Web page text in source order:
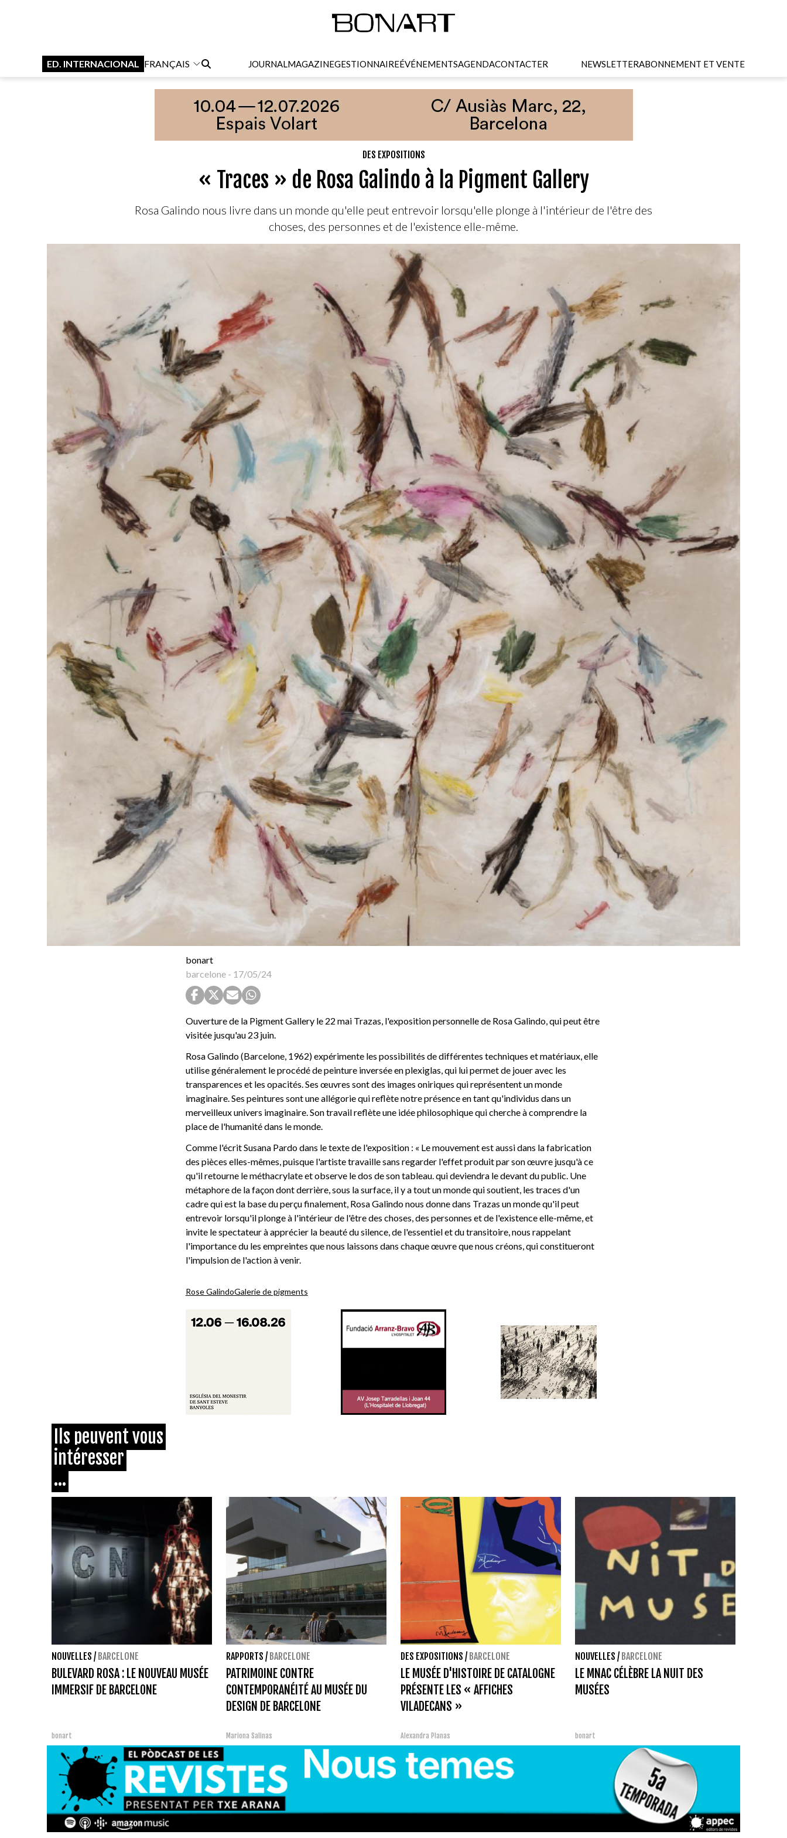
ED. INTERNACIONAL FRANÇAIS JOURNALMAGAZINEGESTIONNAIREÉVÉNEMENTSAGENDACONTACTER NEWSLETTERABONNEMENT ET VENTE
DES EXPOSITIONS
« Traces » de Rosa Galindo à la Pigment Gallery
Rosa Galindo nous livre dans un monde qu'elle peut entrevoir lorsqu'elle plonge à l'intérieur de l'être des
choses, des personnes et de l'existence elle-même.
bonart
barcelone- 17/05/24
Ouverture de la Pigment Gallery le 22 mai Trazas, l'exposition personnelle de Rosa Galindo, qui peut être
visitée jusqu'au 23 juin.
Rosa Galindo (Barcelone, 1962) expérimente les possibilités de différentes techniques et matériaux, elle
utilise généralement le procédé de peinture inversée en plexiglas, qui lui permet de jouer avec les
transparences et les opacités. Ses œuvres sont des images oniriques qui représentent un monde
imaginaire. Ses peintures sont une allégorie qui reflète notre présence en tant qu'individus dans un
merveilleux univers imaginaire. Son travail reflète une idée philosophique qui cherche à comprendre la
place de l'humanité dans le monde.
Comme l'écrit Susana Pardo dans le texte de l'exposition : « Le mouvement est aussi dans la fabrication
des pièces elles-mêmes, puisque l'artiste travaille sans regarder l'effet produit par son œuvre jusqu'à ce
qu'il retourne le méthacrylate et observe le dos de son tableau. qui deviendra le devant du public. Une
métaphore de la façon dont derrière, sous la surface, il y a tout un monde qui soutient, les traces d'un
cadre qui est la base du perçu finalement, Rosa Galindo nous donne dans Trazas un monde qu'il peut
entrevoir lorsqu'il plonge à l'intérieur de l'être des choses, des personnes et de l'existence elle-même, et
invite le spectateur à apprécier la beauté du silence, de l'essentiel et du transitoire, nous rappelant
l'importance du les empreintes que nous laissons dans chaque œuvre que nous créons, qui constitueront
l'impulsion de l'action à venir.
Rose GalindoGalerie de pigments
Ils peuvent vous
intéresser
...
NOUVELLES / BARCELONE
BULEVARD ROSA : LE NOUVEAU MUSÉE
IMMERSIF DE BARCELONE
bonart
RAPPORTS / BARCELONE
PATRIMOINE CONTRE
CONTEMPORANÉITÉ AU MUSÉE DU
DESIGN DE BARCELONE
Mariona Salinas
DES EXPOSITIONS / BARCELONE
LE MUSÉE D'HISTOIRE DE CATALOGNE
PRÉSENTE LES « AFFICHES
VILADECANS »
Alexandra Planas
NOUVELLES / BARCELONE
LE MNAC CÉLÈBRE LA NUIT DES
MUSÉES
bonart